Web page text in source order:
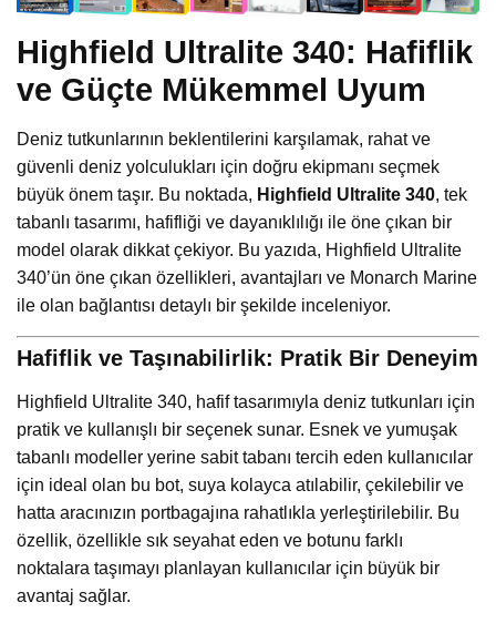
Highfield Ultralite 340: Hafiflik
ve Güçte Mükemmel Uyum
Deniz tutkunlarının beklentilerini karşılamak, rahat ve
güvenli deniz yolculukları için doğru ekipmanı seçmek
büyük önem taşır. Bu noktada, Highfield Ultralite 340, tek
tabanlı tasarımı, hafifliği ve dayanıklılığı ile öne çıkan bir
model olarak dikkat çekiyor. Bu yazıda, Highfield Ultralite
340’ün öne çıkan özellikleri, avantajları ve Monarch Marine
ile olan bağlantısı detaylı bir şekilde inceleniyor.
Hafiflik ve Taşınabilirlik: Pratik Bir Deneyim
Highfield Ultralite 340, hafif tasarımıyla deniz tutkunları için
pratik ve kullanışlı bir seçenek sunar. Esnek ve yumuşak
tabanlı modeller yerine sabit tabanı tercih eden kullanıcılar
için ideal olan bu bot, suya kolayca atılabilir, çekilebilir ve
hatta aracınızın portbagajına rahatlıkla yerleştirilebilir. Bu
özellik, özellikle sık seyahat eden ve botunu farklı
noktalara taşımayı planlayan kullanıcılar için büyük bir
avantaj sağlar.